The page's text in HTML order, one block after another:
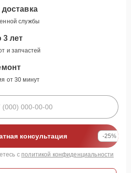
службы
3 лет
и запчастей
от 30 минут
консультация -25%
с политикой конфиденциальности